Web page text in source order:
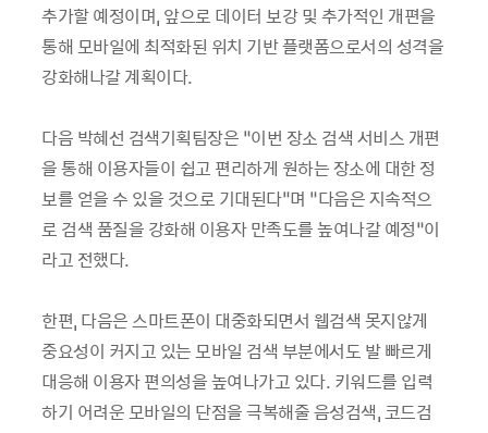
추가할 예정이며, 앞으로 데이터 보강 및 추가적인 개편을
통해 모바일에 최적화된 위치 기반 플랫폼으로서의 성격을
강화해나갈 계획이다.
다음 박혜선 검색기획팀장은 “이번 장소 검색 서비스 개편
을 통해 이용자들이 쉽고 편리하게 원하는 장소에 대한 정
보를 얻을 수 있을 것으로 기대된다”며 “다음은 지속적으
로 검색 품질을 강화해 이용자 만족도를 높여나갈 예정”이
라고 전했다.
한편, 다음은 스마트폰이 대중화되면서 웹검색 못지않게
중요성이 커지고 있는 모바일 검색 부분에서도 발 빠르게
대응해 이용자 편의성을 높여나가고 있다. 키워드를 입력
하기 어려운 모바일의 단점을 극복해줄 음성검색, 코드검